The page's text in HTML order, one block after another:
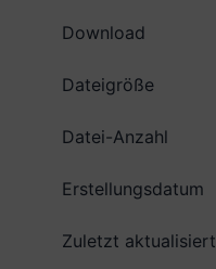
Download
Dateigröße
Datei-Anzahl
Erstellungsdatum
Zuletzt aktualisiert